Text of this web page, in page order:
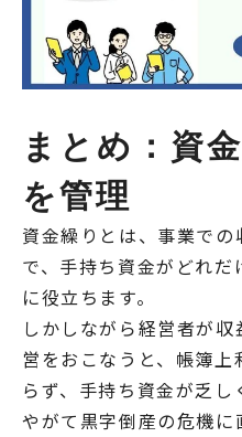
まとめ：資
を管理
資金繰りとは、事業で
で、手持ち資金がどれだ
に役立ちます。
しかしながら経営者が
営をおこなうと、帳簿
らず、手持ち資金が乏し
やがて黒字倒産の危機に